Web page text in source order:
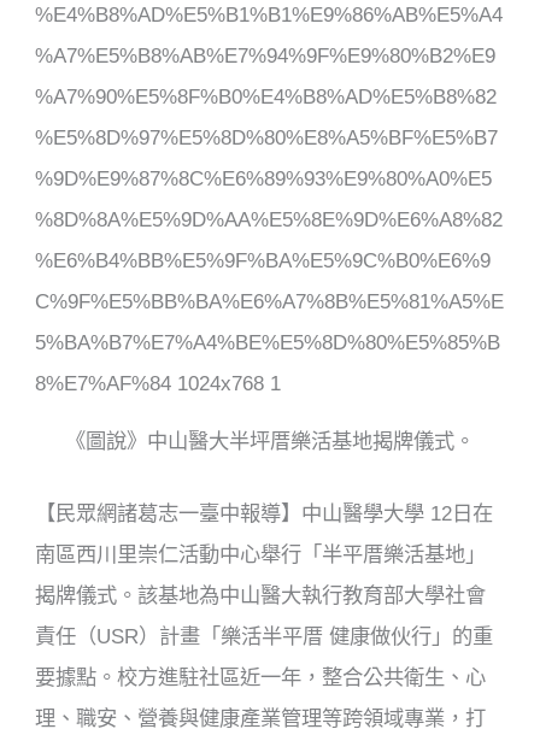
o
o
k
《圖說》中山醫大半坪厝樂活基地揭牌儀式。
【民眾網諸葛志一臺中報導】中山醫學大學 12日在
南區西川里崇仁活動中心舉行「半平厝樂活基地」
揭牌儀式。該基地為中山醫大執行教育部大學社會
責任（USR）計畫「樂活半平厝 健康做伙行」的重
要據點。校方進駐社區近一年，整合公共衛生、心
理、職安、營養與健康產業管理等跨領域專業，打